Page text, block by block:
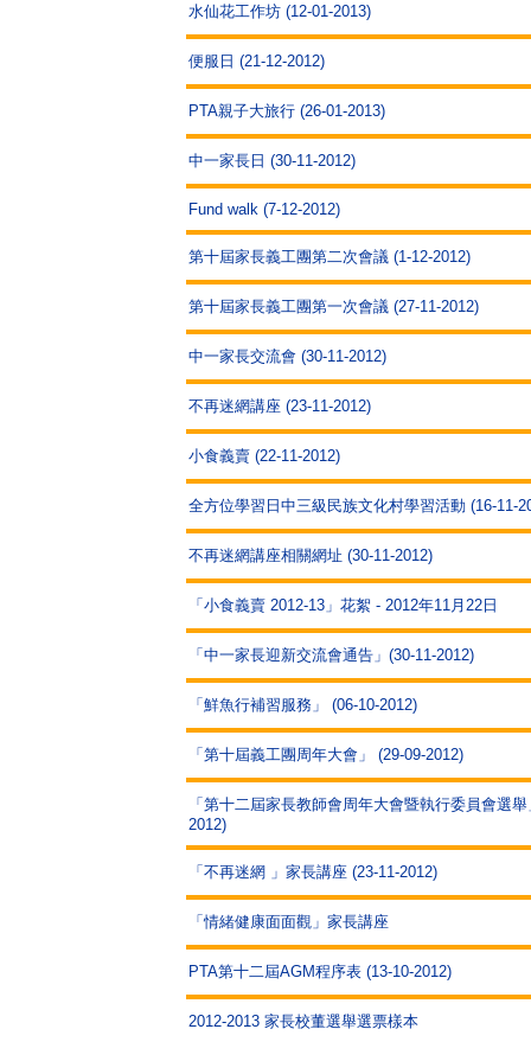
水仙花工作坊 (12-01-2013)
便服日 (21-12-2012)
PTA親子大旅行 (26-01-2013)
中一家長日 (30-11-2012)
Fund walk (7-12-2012)
第十屆家長義工團第二次會議 (1-12-2012)
第十屆家長義工團第一次會議 (27-11-2012)
中一家長交流會 (30-11-2012)
不再迷網講座 (23-11-2012)
小食義賣 (22-11-2012)
全方位學習日中三級民族文化村學習活動 (16-11-
不再迷網講座相關網址 (30-11-2012)
「小食義賣 2012-13」花絮 - 2012年11月22日
「中一家長迎新交流會通告」(30-11-2012)
「鮮魚行補習服務」 (06-10-2012)
「第十屆義工團周年大會」 (29-09-2012)
「第十二屆家長教師會周年大會暨執行委員會選
2012)
「不再迷網 」家長講座 (23-11-2012)
「情緒健康面面觀」家長講座
PTA第十二屆AGM程序表 (13-10-2012)
2012-2013 家長校董選舉選票樣本